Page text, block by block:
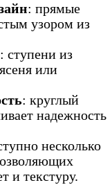
: прямые
узором из
: ступени из
или
: круглый
надежность
несколько
и текстуру.